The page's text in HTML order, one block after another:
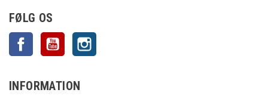
FØLG OS
Facebook YouTube
INFORMATION